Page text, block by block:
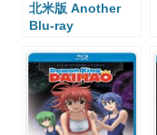
北米版 Another
Blu-ray